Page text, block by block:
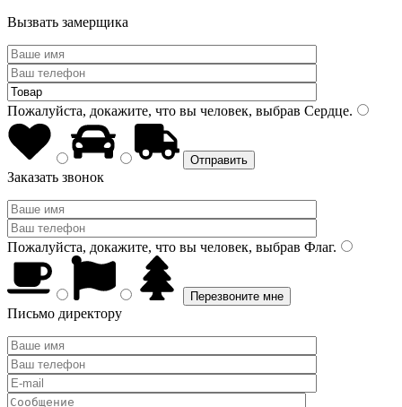
Вызвать замерщика
Пожалуйста, докажите, что вы человек, выбрав Сердце.
Заказать звонок
Пожалуйста, докажите, что вы человек, выбрав Флаг.
Письмо директору